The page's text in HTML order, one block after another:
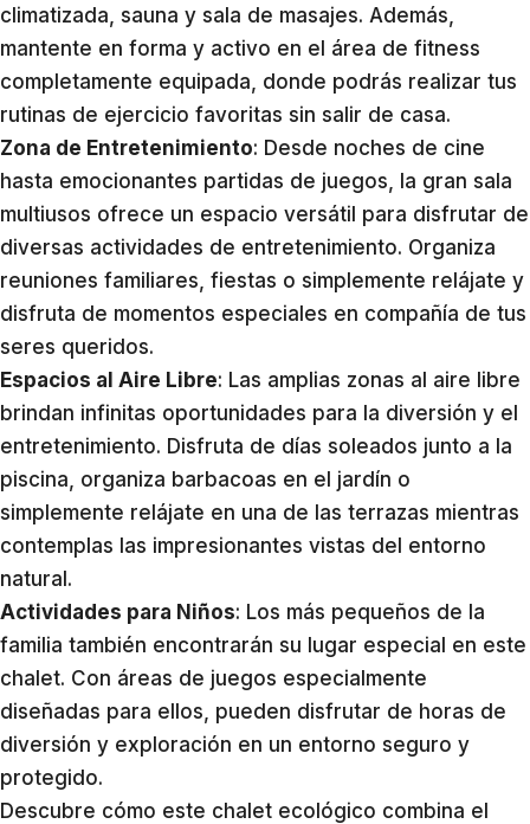
climatizada, sauna y sala de masajes. Además,
mantente en forma y activo en el área de fitness
completamente equipada, donde podrás realizar tus
rutinas de ejercicio favoritas sin salir de casa.
Zona de Entretenimiento: Desde noches de cine
hasta emocionantes partidas de juegos, la gran sala
multiusos ofrece un espacio versátil para disfrutar de
diversas actividades de entretenimiento. Organiza
reuniones familiares, fiestas o simplemente relájate y
disfruta de momentos especiales en compañía de tus
seres queridos.
Espacios al Aire Libre: Las amplias zonas al aire libre
brindan infinitas oportunidades para la diversión y el
entretenimiento. Disfruta de días soleados junto a la
piscina, organiza barbacoas en el jardín o
simplemente relájate en una de las terrazas mientras
contemplas las impresionantes vistas del entorno
natural.
Actividades para Niños: Los más pequeños de la
familia también encontrarán su lugar especial en este
chalet. Con áreas de juegos especialmente
diseñadas para ellos, pueden disfrutar de horas de
diversión y exploración en un entorno seguro y
protegido.
Descubre cómo este chalet ecológico combina el